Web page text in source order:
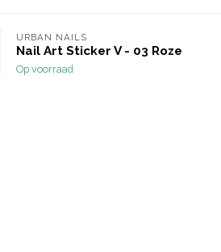
URBAN NAILS
Nail Art Sticker V - 03 Roze
Op voorraad